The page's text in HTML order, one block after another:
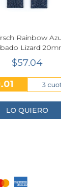
Correa Hirsch
Gold
19.01
LO